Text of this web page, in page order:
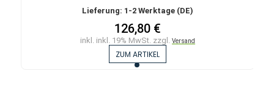
Lieferung: 1-2 Werktage (DE)
126,80 €
inkl. inkl. 19% MwSt. zzgl.Versand
ZUM ARTIKEL